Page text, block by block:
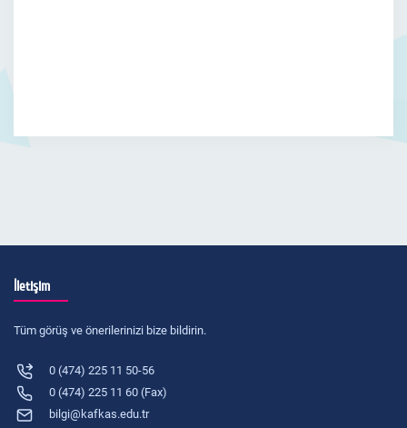
İletişim
Tüm görüş ve önerilerinizi bize bildirin.
0 (474) 225 11 50-56
0 (474) 225 11 60 (Fax)
bilgi@kafkas.edu.tr